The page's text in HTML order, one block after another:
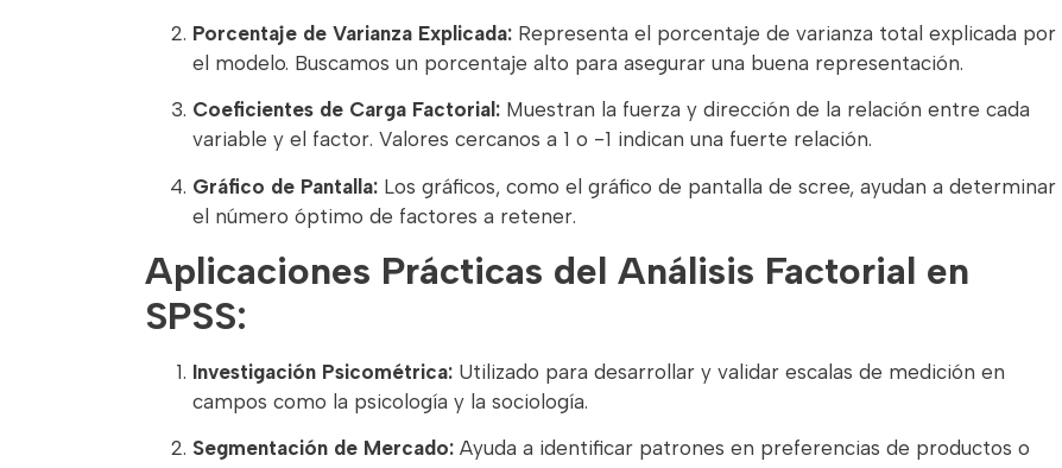
Porcentaje de Varianza Explicada: Representa el porcentaje de varianza total explicada por
el modelo. Buscamos un porcentaje alto para asegurar una buena representación.
Coeficientes de Carga Factorial: Muestran la fuerza y dirección de la relación entre cada
variable y el factor. Valores cercanos a 1 o -1 indican una fuerte relación.
Gráfico de Pantalla: Los gráficos, como el gráfico de pantalla de scree, ayudan a determinar
el número óptimo de factores a retener.
Aplicaciones Prácticas del Análisis Factorial en
SPSS:
Investigación Psicométrica: Utilizado para desarrollar y validar escalas de medición en
campos como la psicología y la sociología.
Segmentación de Mercado: Ayuda a identificar patrones en preferencias de productos o